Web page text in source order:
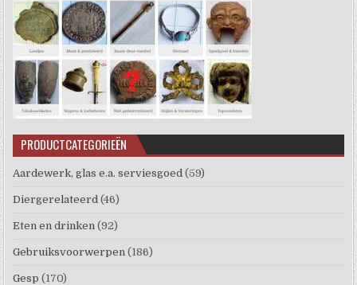
PRODUCTCATEGORIEËN
Aardewerk, glas e.a. serviesgoed (59)
Diergerelateerd (46)
Eten en drinken (92)
Gebruiksvoorwerpen (186)
Gesp (170)